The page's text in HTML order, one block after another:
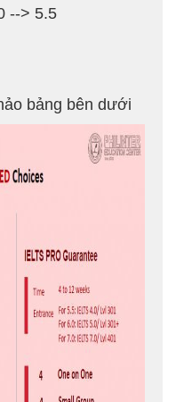
--> 5.5
bảng bên dưới